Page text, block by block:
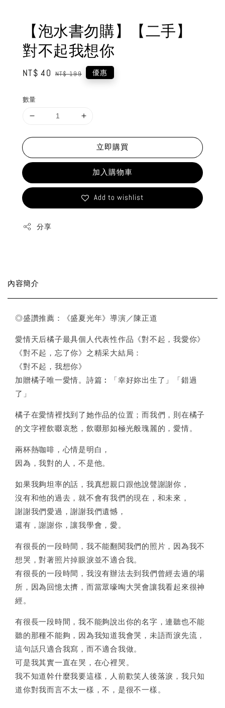
【泡水書勿購】【二手】
對不起我想你
Sale
NT$ 40 Regular
NT$ 199 優惠
數量
立即購買
加入購物車
Add to wishlist
分享
內容簡介
◎盛讚推薦：《盛夏光年》導演／陳正道
愛情天后橘子最具個人代表性作品《對不起，我愛你》
《對不起，忘了你》之精采大結局：
《對不起，我想你》
加贈橘子唯一愛情。詩篇︰「幸好妳出生了」「錯過
了」
橘子在愛情裡找到了她作品的位置；而我們，則在橘子
的文字裡飲啜哀愁，飲啜那如極光般瑰麗的，愛情。
兩杯熱咖啡，心情是明白，
因為，我對的人，不是他。
如果我夠坦率的話，我真想親口跟他說聲謝謝你，
沒有和他的過去，就不會有我們的現在，和未來，
謝謝我們愛過，謝謝我們遺憾，
還有，謝謝你，讓我學會，愛。
有很長的一段時間，我不能翻閱我們的照片，因為我不
想哭，對著照片掉眼淚並不適合我。
有很長的一段時間，我沒有辦法去到我們曾經去過的場
所，因為回憶太擠，而當眾嚎啕大哭會讓我看起來很神
經。
有很長一段時間，我不能夠說出你的名字，連聽也不能
聽的那種不能夠，因為我知道我會哭，未語而淚先流，
這句話只適合我寫，而不適合我做。
可是我其實一直在哭，在心裡哭。
我不知道幹什麼我要這樣，人前歡笑人後落淚，我只知
道你對我而言不太一樣，不，是很不一樣。